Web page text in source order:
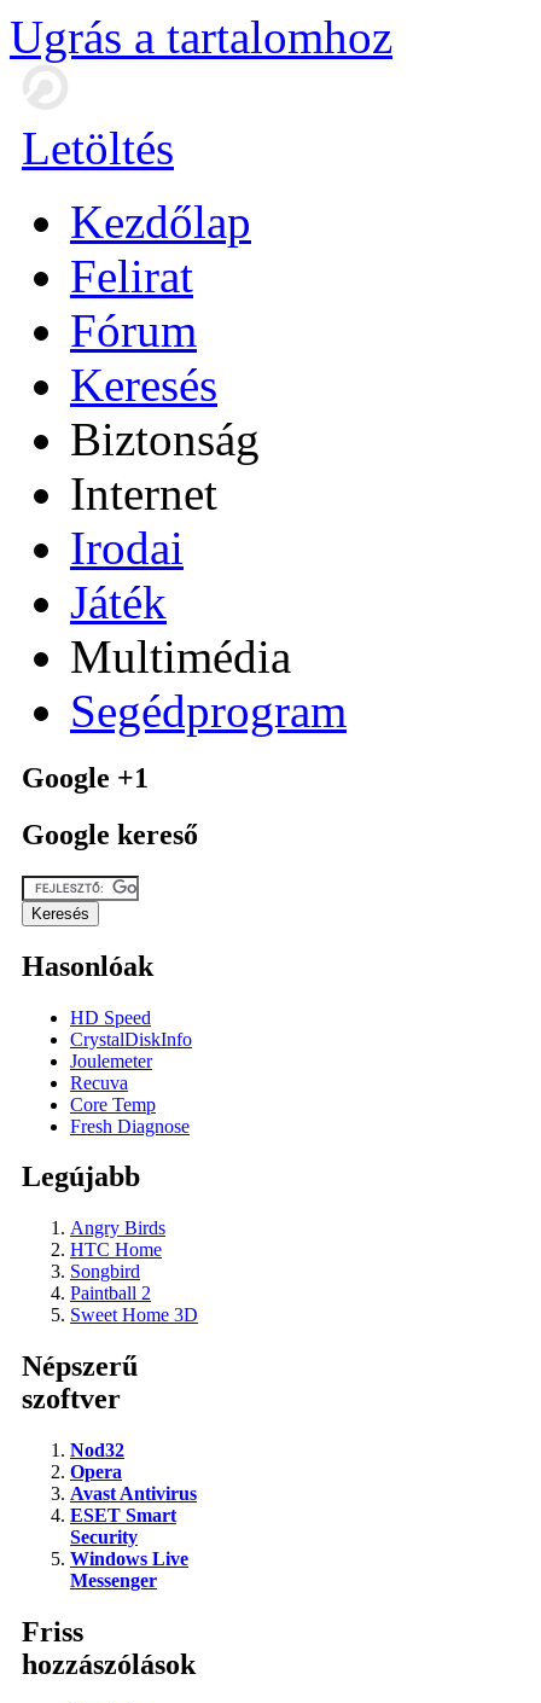
Ugrás a tartalomhoz
Letöltés
Kezdőlap
Felirat
Fórum
Keresés
Biztonság
Internet
Irodai
Játék
Multimédia
Segédprogram
Google +1
Google kereső
Hasonlóak
HD Speed
CrystalDiskInfo
Joulemeter
Recuva
Core Temp
Fresh Diagnose
Legújabb
Angry Birds
HTC Home
Songbird
Paintball 2
Sweet Home 3D
Népszerű
szoftver
Nod32
Opera
Avast Antivirus
ESET Smart
Security
Windows Live
Messenger
Friss
hozzászólások